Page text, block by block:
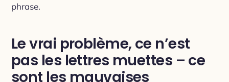
phrase.
Le vrai problème, ce n’est
pas les lettres muettes – ce
sont les mauvaises